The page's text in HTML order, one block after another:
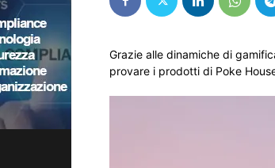
Grazie alle dinamiche di
provare i prodotti di Poke